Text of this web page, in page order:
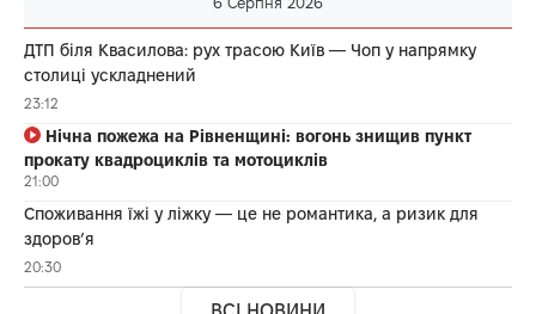
ДТП біля Квасилова: рух трасою Київ — Чоп у напрямку
столиці ускладнений
23:12
Нічна пожежа на Рівненщині: вогонь знищив пункт
прокату квадроциклів та мотоциклів
21:00
Споживання їжі у ліжку — це не романтика, а ризик для
здоров’я
20:30